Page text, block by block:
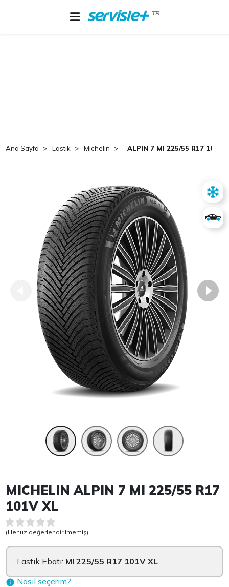
TR
Ana Sayfa Lastik Michelin ALPIN 7 MI 225/55 R17 101V
Item 1 of 4
MICHELIN ALPIN 7 MI 225/55 R17
101V XL
(Henüz değerlendirilmemiş)
Lastik Ebatı: MI 225/55 R17 101V XL
Nasıl seçerim?